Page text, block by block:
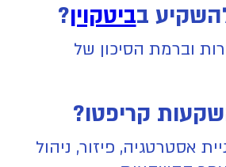
בביטקוין?
וברמת הסיכון של
קריפטו?
אסטרטגיה, פיזור, ניהול